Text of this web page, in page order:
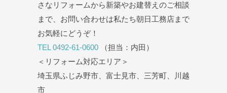
さなリフォームから新築やお建替えのご相談
まで、お問い合わせは私たち朝日工務店まで
お気軽にどうぞ！
TEL 0492-61-0600 （担当：内田）
＜リフォーム対応エリア＞
埼玉県ふじみ野市、富士見市、三芳町、川越
市